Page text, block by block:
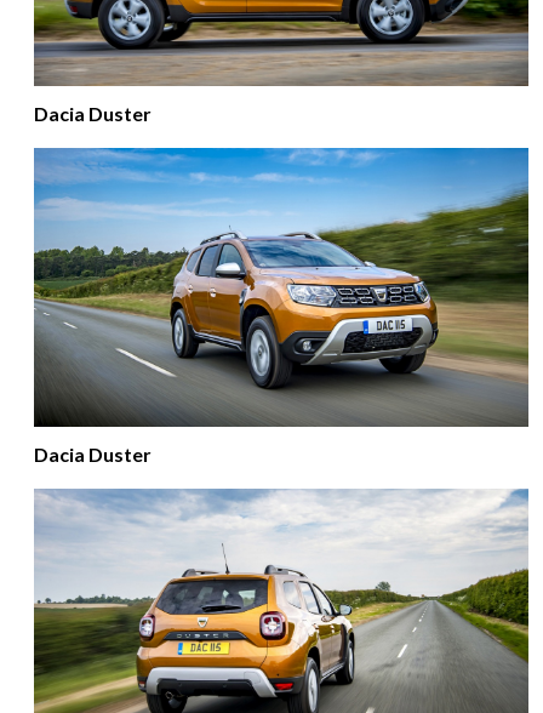
Dacia Duster
Dacia Duster